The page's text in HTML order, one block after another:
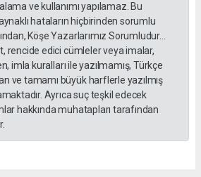
ve kullanımı yapılamaz. Bu
hataların hiçbirinden sorumlu
Köşe Yazarlarımız Sorumludur...
rencide edici cümleler veya imalar,
imla kuralları ile yazılmamış, Türkçe
ve tamamı büyük harflerle yazılmış
Ayrıca suç teşkil edecek
hakkında muhatapları tarafından